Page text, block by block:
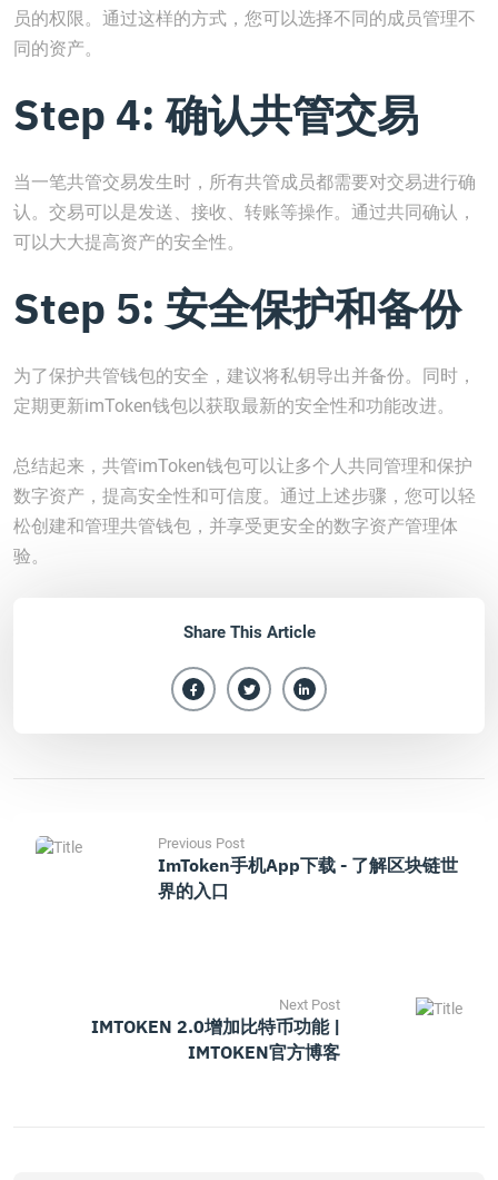
员的权限。通过这样的方式，您可以选择不同的成员管理不
同的资产。
Step 4: 确认共管交易
当一笔共管交易发生时，所有共管成员都需要对交易进行确
认。交易可以是发送、接收、转账等操作。通过共同确认，
可以大大提高资产的安全性。
Step 5: 安全保护和备份
为了保护共管钱包的安全，建议将私钥导出并备份。同时，
定期更新imToken钱包以获取最新的安全性和功能改进。
总结起来，共管imToken钱包可以让多个人共同管理和保护
数字资产，提高安全性和可信度。通过上述步骤，您可以轻
松创建和管理共管钱包，并享受更安全的数字资产管理体
验。
Share This Article
Previous Post
ImToken手机App下载 - 了解区块链世
界的入口
Next Post
IMTOKEN 2.0增加比特币功能 |
IMTOKEN官方博客